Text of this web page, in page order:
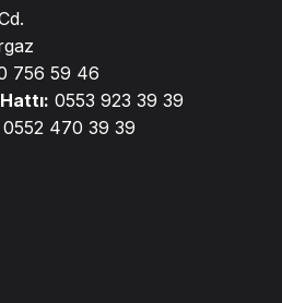
756 59 46
0553 923 39 39
0552 470 39 39